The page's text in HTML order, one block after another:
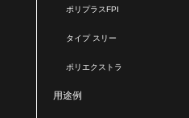
ポリプラスFPI
タイプ スリー
ポリエクストラ
用途例